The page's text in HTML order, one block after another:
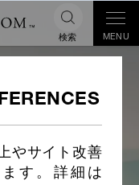
やサイト改善
す。詳細は
検索 MENU
リティ